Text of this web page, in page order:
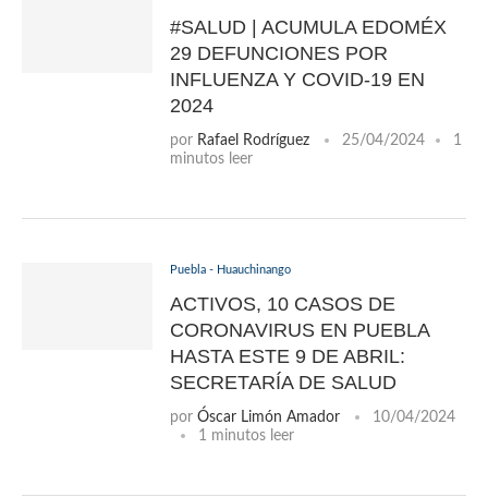
#SALUD | ACUMULA EDOMÉX
29 DEFUNCIONES POR
INFLUENZA Y COVID-19 EN
2024
por Rafael Rodríguez 25/04/2024
1
minutos leer
Puebla - Huauchinango
ACTIVOS, 10 CASOS DE
CORONAVIRUS EN PUEBLA
HASTA ESTE 9 DE ABRIL:
SECRETARÍA DE SALUD
por Óscar Limón Amador
10/04/2024
1 minutos leer